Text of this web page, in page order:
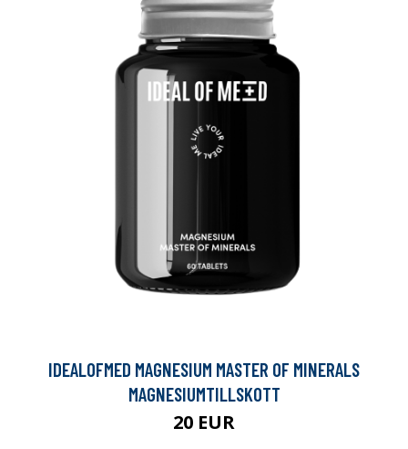
IDEALOFMED MAGNESIUM MASTER OF MINERALS
MAGNESIUMTILLSKOTT
20 EUR